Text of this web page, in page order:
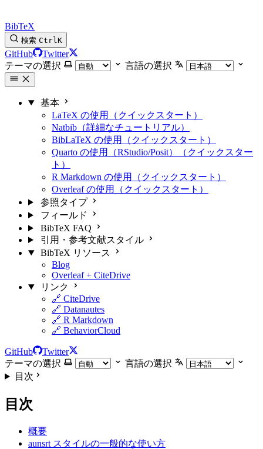
BibTeX
検索 CtrlK
GitHub
Twitter
テーマの選択
言語の選択
基本
LaTeX の使用（クイックスタート）
Natbib（詳細なチュートリアル）
BibLaTeX の使用（クイックスタート）
Quarto の使用（RStudio/Posit）（クイックスター
ト）
R Markdown の使用（クイックスタート）
Overleaf の使用（クイックスタート）
参照タイプ
フィールド
BibTeX FAQ
引用・参考文献スタイル
BibTeX リソース
Blog
Overleaf + CiteDrive
リンク
🔗 CiteDrive
🔗 Datanautes
🔗 R Markdown
🔗 BehaviorCloud
GitHub
Twitter
テーマの選択
言語の選択
目次
目次
概要
aunsrt スタイルの一般的な使い方